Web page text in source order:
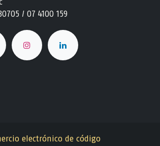
/ 07 4100 159
electrónico de código